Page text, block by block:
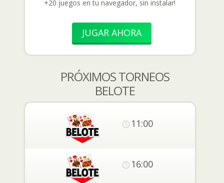
+20 juegos en tu navegador, sin instalar!
JUGAR AHORA
PRÓXIMOS TORNEOS
BELOTE
11:00
16:00